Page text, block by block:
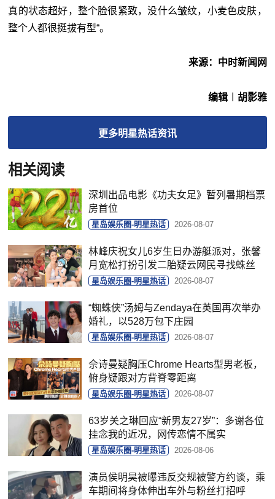
真的状态超好，整个脸很紧致，没什么皱纹，小麦色皮肤，
整个人都很挺拔有型“。
来源：中时新闻网
编辑︱胡影雅
更多明星热话资讯
相关阅读
深圳出品电影《功夫女足》暂列暑期档票
房首位
星岛娱乐圈-明星热话 2026-08-07
林峰庆祝女儿6岁生日办游艇派对，张馨
月宽松打扮引发二胎疑云网民寻找蛛丝
星岛娱乐圈-明星热话 2026-08-07
“蜘蛛侠”汤姆与Zendaya在英国再次举办
婚礼，以528万包下庄园
星岛娱乐圈-明星热话 2026-08-07
佘诗曼疑胸压Chrome Hearts型男老板，
俯身疑跟对方背脊零距离
星岛娱乐圈-明星热话 2026-08-07
63岁关之琳回应“新男友27岁”：多谢各位
挂念我的近况，网传恋情不属实
星岛娱乐圈-明星热话 2026-08-06
演员侯明昊被曝违反交规被警方约谈，乘
车期间将身体伸出车外与粉丝打招呼